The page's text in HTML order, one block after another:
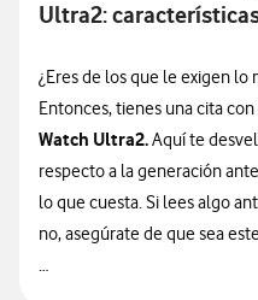
Ultra2:
¿Eres de los que le exigen lo
Entonces, tienes una cita
Watch Ultra2.Aquí te
respecto a la generación
lo que cuesta. Si lees algo
no, asegúrate de que sea